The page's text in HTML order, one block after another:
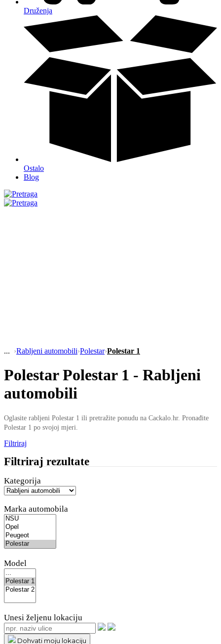
Druženja
Ostalo
Blog
›Rabljeni automobili›Polestar›Polestar 1
Polestar Polestar 1 - Rabljeni
automobili
Oglasite rabljeni Polestar 1 ili pretražite ponudu na Cackalo.hr. Pronađite
Polestar 1 po svojoj mjeri.
Filtriraj
Filtriraj rezultate
Kategorija
Marka automobila
Model
Unesi željenu lokaciju
Dohvati moju lokaciju